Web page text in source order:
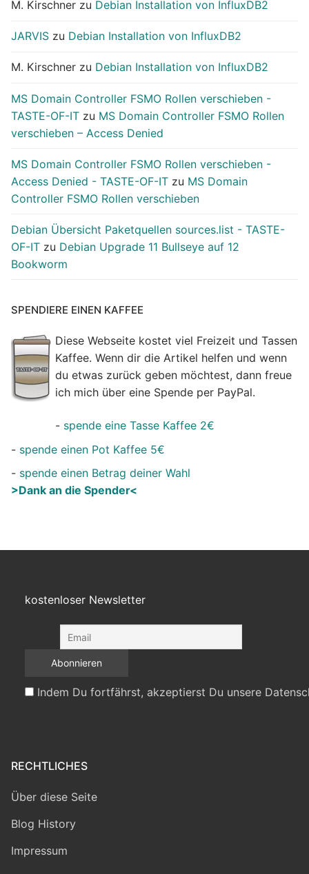
M. Kirschner zu Debian Installation von InfluxDB2
JARVIS zu Debian Installation von InfluxDB2
M. Kirschner zu Debian Installation von InfluxDB2
MS Domain Controller FSMO Rollen verschieben -
TASTE-OF-IT zu MS Domain Controller FSMO Rollen
verschieben – Access Denied
MS Domain Controller FSMO Rollen verschieben -
Access Denied - TASTE-OF-IT zu MS Domain
Controller FSMO Rollen verschieben
Debian Übersicht Paketquellen sources.list - TASTE-
OF-IT zu Debian Upgrade 11 Bullseye auf 12
Bookworm
SPENDIERE EINEN KAFFEE
Diese Webseite kostet viel Freizeit und Tassen
Kaffee. Wenn dir die Artikel helfen und wenn
du etwas zurück geben möchtest, dann freue
ich mich über eine Spende per PayPal.
- spende eine Tasse Kaffee 2€
- spende einen Pot Kaffee 5€
- spende einen Betrag deiner Wahl
>Dank an die Spender<
kostenloser Newsletter
Indem Du fortfährst, akzeptierst Du unsere
RECHTLICHES
Über diese Seite
Blog History
Impressum